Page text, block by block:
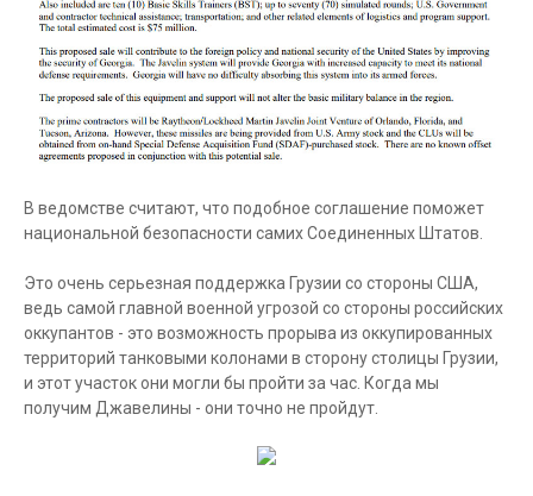
В ведомстве считают, что подобное соглашение поможет
национальной безопасности самих Соединенных Штатов.
Это очень серьезная поддержка Грузии со стороны США,
ведь самой главной военной угрозой со стороны российских
оккупантов - это возможность прорыва из оккупированных
территорий танковыми колонами в сторону столицы Грузии,
и этот участок они могли бы пройти за час. Когда мы
получим Джавелины - они точно не пройдут.